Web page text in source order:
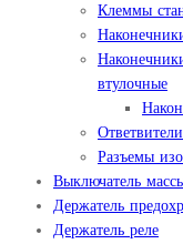
Клеммы
втулочные
Разъемы
Выключатель
Держатель
Держатель реле